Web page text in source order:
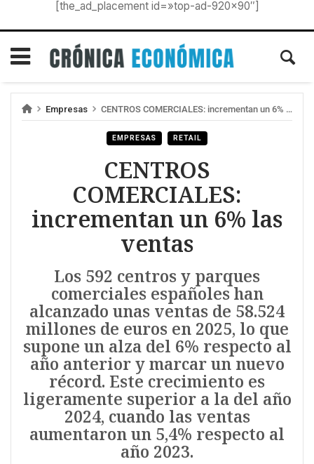
[the_ad_placement id=»top-ad-920×90″]
Empresas CENTROS COMERCIALES: incrementan un 6% las ventas
EMPRESAS RETAIL
CENTROS
COMERCIALES:
incrementan un 6% las
ventas
Los 592 centros y parques
comerciales españoles han
alcanzado unas ventas de 58.524
millones de euros en 2025, lo que
supone un alza del 6% respecto al
año anterior y marcar un nuevo
récord. Este crecimiento es
ligeramente superior a la del año
2024, cuando las ventas
aumentaron un 5,4% respecto al
año 2023.